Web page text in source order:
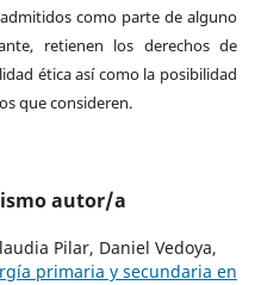
como parte de alguno
retienen los derechos de
ética así como la posibilidad
que consideren.
autor/a
Pilar, Daniel Vedoya,
primaria y secundaria en